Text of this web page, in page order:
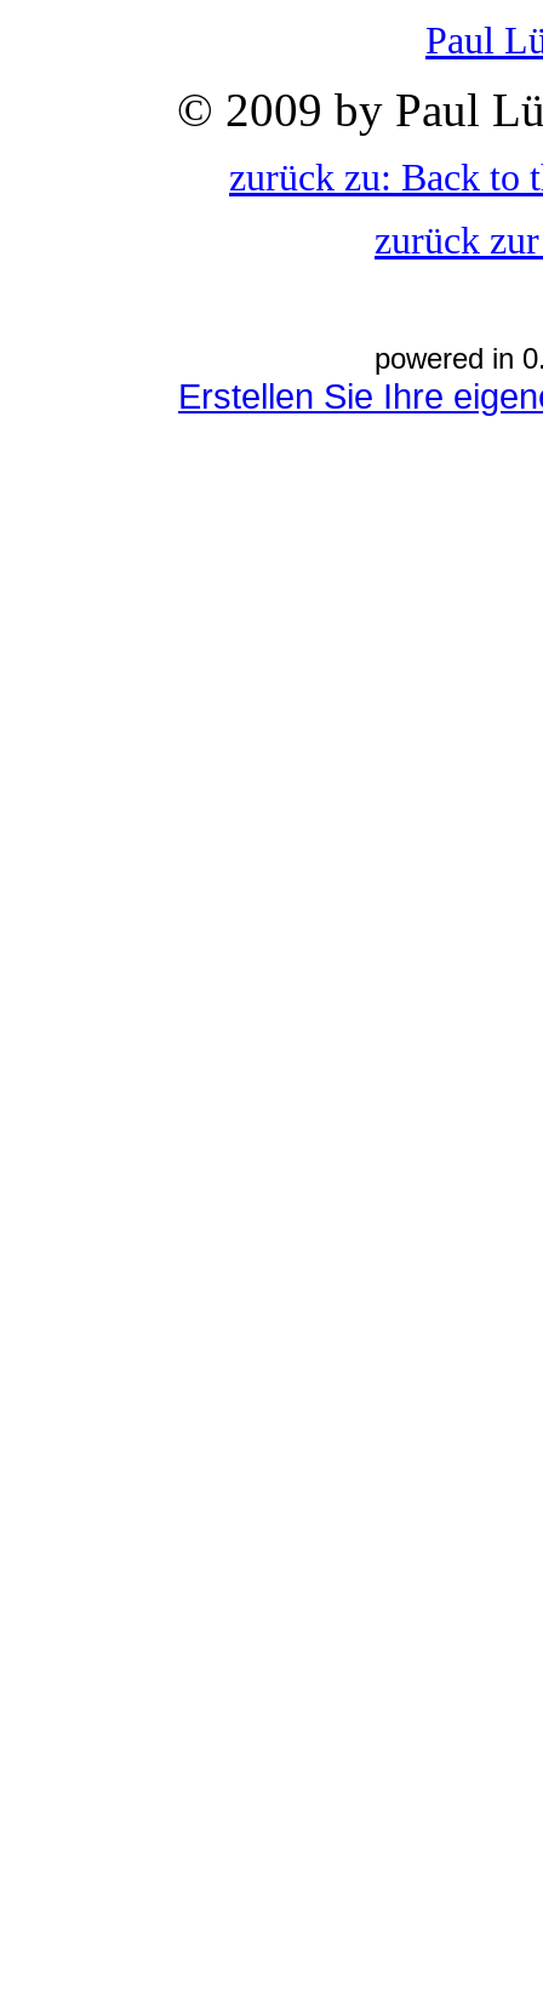
Paul
© 2009 by Paul
zurück zu: Back to
zurück
powered in
Erstellen Sie Ihre